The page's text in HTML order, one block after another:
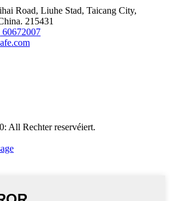
Road, Liuhe Stad, Taicang City,
215431
All Rechter reservéiert.